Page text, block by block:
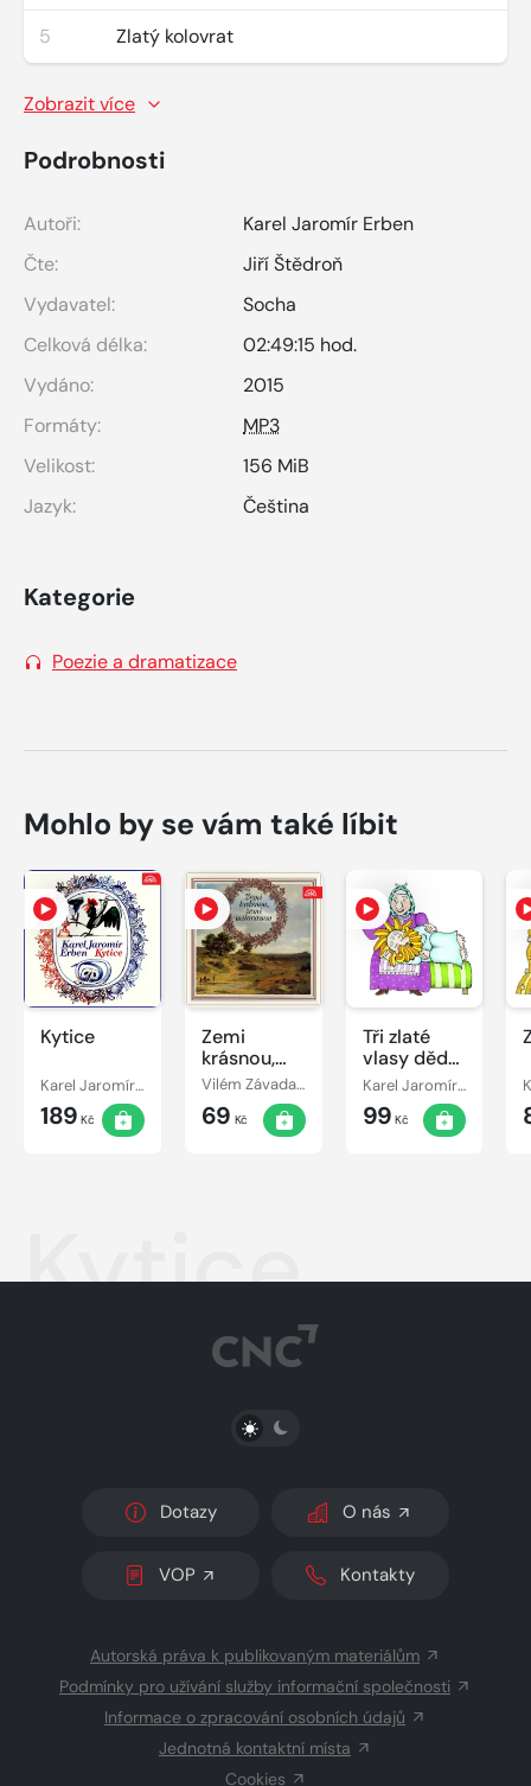
5 Zlatý kolovrat
Zobrazit více
Podrobnosti
Autoři:
Karel Jaromír Erben
Čte:
Jiří Štědroň
Vydavatel:
Socha
Celková délka:
02:49:15 hod.
Vydáno:
2015
Formáty:
MP3
Velikost:
156 MiB
Jazyk:
Čeština
Kategorie
Poezie a dramatizace
Mohlo by se vám také líbit
Kytice
Karel Jaromír Erben
189 Kč
Zemi
krásnou,
zemi
milovanou
Vilém Závada, František Hrubín, Jaroslav Vrchlický, Josef Václav Sládek, Jan Neruda, Jiří Wolker, Karel Hynek Mácha, František Halas, Jaroslav Seifert, Karel Jaromír Erben
69 Kč
Tři zlaté
vlasy děda
Vševěda
Karel Jaromír Erben
99 Kč
Kytice
PŘEPNOUT SVĚTLÝ/TMAVÝ REŽIM
Dotazy O nás
VOP Kontakty
Autorská práva k publikovaným materiálům
Podmínky pro užívání služby informační společnosti
Informace o zpracování osobních údajů
Jednotná kontaktní místa
Cookies